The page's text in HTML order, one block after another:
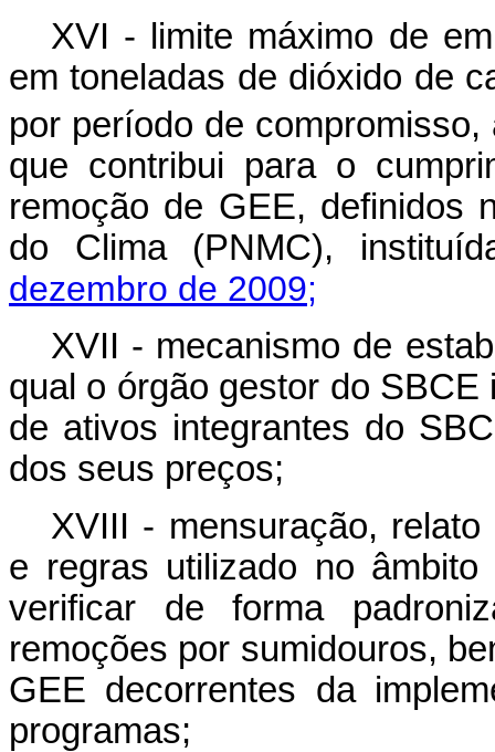
XVI - limite máximo de
em toneladas de dióxido de
por período de
que contribui para o
remoção de GEE, definidos
do Clima (PNMC),
dezembro de 2009;
XVII - mecanismo de
qual o órgão gestor do
de ativos integrantes do
dos seus preços;
XVIII - mensuração,
e regras utilizado no
verificar de forma
remoções por sumidouros,
GEE decorrentes da
programas;